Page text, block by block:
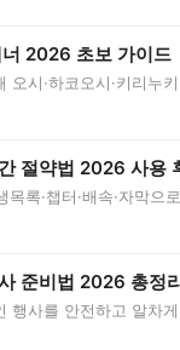
2026 초보 가이드
시·하코오시·키리누
절약법 2026 사용
록·챕터·배속·자막
준비법 2026 총정
행사를 안전하고 알차